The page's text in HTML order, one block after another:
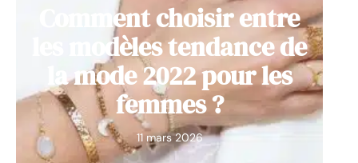
Comment choisir entre
les modèles tendance de
la mode 2022 pour les
femmes ?
11 mars 2026